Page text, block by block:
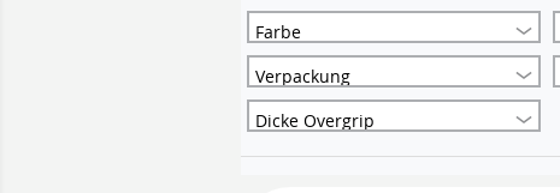
Farbe
Verpackung
Dicke Overgrip